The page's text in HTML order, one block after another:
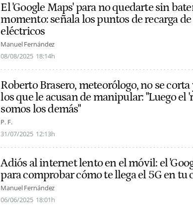
El 'Google Maps' para no quedarte sin
momento: señala los puntos de recarga
eléctricos
Manuel Fernández
08/08/2025 18:14h
Roberto Brasero, meteorólogo, no se corta
los que le acusan de manipular: "Luego el
somos los demás"
P. F.
31/07/2025 12:13h
Adiós al internet lento en el móvil: el
para comprobar cómo te llega el 5G en tu
Manuel Fernández
06/06/2025 18:01h